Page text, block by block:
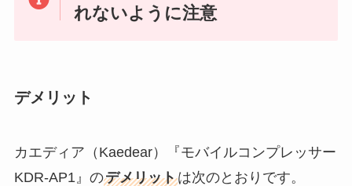
れないように注意
デメリット
カエディア（Kaedear）『モバイルコンプレッサー
KDR-AP1』のデメリットは次のとおりです。